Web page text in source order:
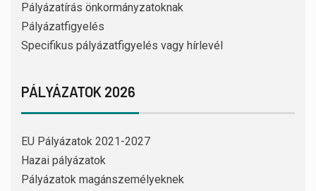
Pályázatírás önkormányzatoknak
Pályázatfigyelés
Specifikus pályázatfigyelés vagy hírlevél
PÁLYÁZATOK 2026
EU Pályázatok 2021-2027
Hazai pályázatok
Pályázatok magánszemélyeknek